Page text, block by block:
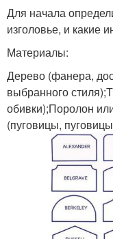
Для начала
изголовье, и какие
Материалы:
Дерево (фанера,
выбранного
обивки);Поролон
(пуговицы,